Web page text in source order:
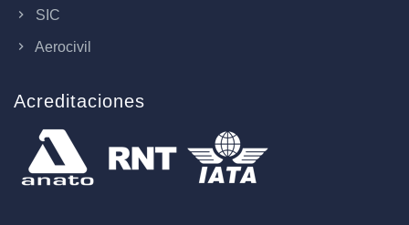
SIC
Aerocivil
Acreditaciones